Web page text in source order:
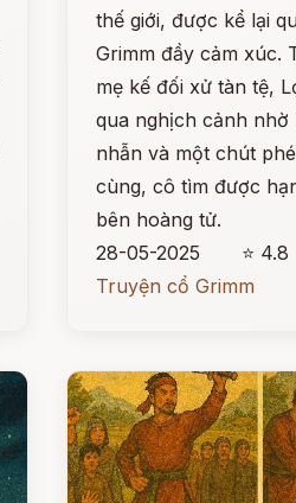
thế giới, được kể lại
Grimm đầy cảm xúc.
mẹ kế đối xử tàn tệ,
qua nghịch cảnh nhờ
nhẫn và một chút
cùng, cô tìm được
bên hoàng tử.
28-05-2025
⭐ 4.8
Truyện cổ Grimm